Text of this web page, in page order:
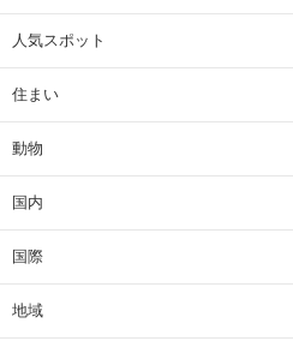
人気スポット
住まい
動物
国内
国際
地域